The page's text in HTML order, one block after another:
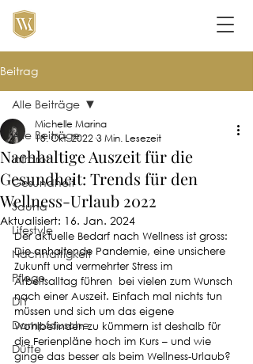
Beitrag
Alle Beiträge
Infrarot
Gesundheit
Sauna
Lifestyle
Nachhaltigkeit
Pflege
DIY
Dampfdusche
Düfte
Alle Beiträge
Nachhaltige Auszeit für die
Gesundheit: Trends für den
Wellness-Urlaub 2022
Michelle Marina
18. Okt. 2022 3 Min. Lesezeit
Aktualisiert: 16. Jan. 2024
Der aktuelle Bedarf nach Wellness ist gross:
Die anhaltende Pandemie, eine unsichere
Zukunft und vermehrter Stress im
Arbeitsalltag führen  bei vielen zum Wunsch
nach einer Auszeit. Einfach mal nichts tun
müssen und sich um das eigene
Wohlbefinden zu kümmern ist deshalb für
die Ferienpläne hoch im Kurs – und wie
ginge das besser als beim Wellness-Urlaub?